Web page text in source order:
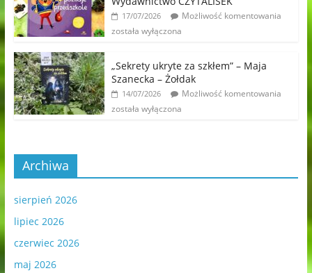
17/07/2026
Możliwość komentowania
została wyłączona
„Sekrety ukryte za szkłem” – Maja
Szanecka – Żołdak
14/07/2026
Możliwość komentowania
została wyłączona
Archiwa
sierpień 2026
lipiec 2026
czerwiec 2026
maj 2026